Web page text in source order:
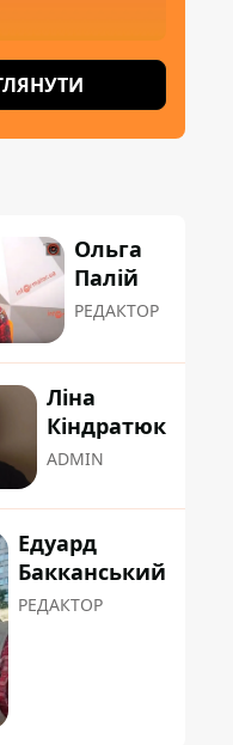
Ольга
Палій
РЕДАКТОР
Ліна
Кіндратюк
ADMIN
Едуард
Бакканський
РЕДАКТОР